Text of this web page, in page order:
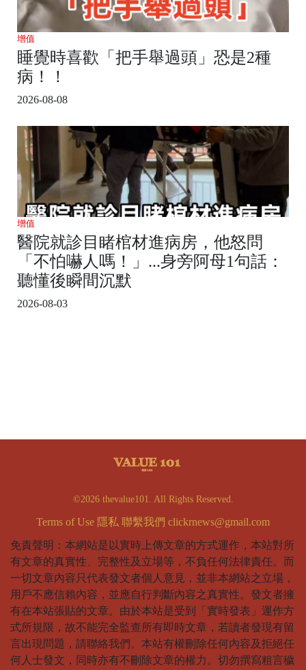
增值
睡覺時喜歡「把手舉過頭」恐是2種
病！！
2026-08-08
增值
醫院就診目睹棺材進病房，他怒問
「不怕嚇人嗎！」...身旁阿母1句話：
聽懂後瞬間沉默
2026-08-03
©2026 thevalue101. All Rights Reserved.
Terms of Use 隱私 聯繫我們 clickrnews@gmail.com
免責聲明：本網站是以實時上傳文章的方式運作，本站對所
有文章的真實性、完整性及立場等，不負任何法律責任。而
一切文章內容只代表發文者個人意見，並非本網站之立場，
用戶不應信賴內容，並應自行判斷內容之真實性。發文者擁
有在本站張貼的文章。由於本站是受到「實時發表」運作方
式所規限，故不能完全監查所有即時文章，若讀者發現有留
言出現問題，請聯絡我們。本站有權刪除任何內容及拒絕任
何人士發文，同時亦有不刪除文章的權力。切勿撰寫粗言穢